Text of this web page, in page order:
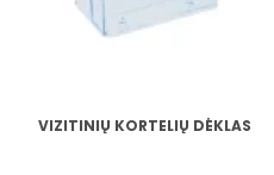
VIZITINIŲ KORTELIŲ DĖKLAS